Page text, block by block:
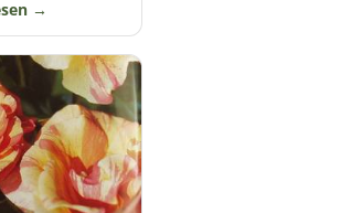
Ein jährlicher Rückschnitt fördert die
und Gesundheit der Rosen. Dies
oder nach der Hauptblüte.
ausgewogene Rosenkultur benötigt
Düngergaben, vorzugsweise im
Frühjahr und Sommer.
mögen gleichmäßige Feuchtigkeit.
Trockenperioden ist ausreichendes
Gießen wichtig.